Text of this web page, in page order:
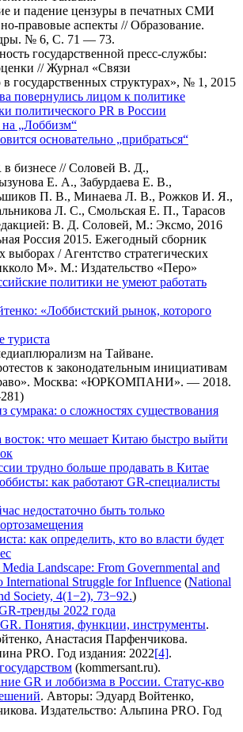
и падение цензуры в печатных СМИ
правовые аспекты // Образование.
№ 6, С. 71 — 73.
государственной пресс-службы:
// Журнал «Связи
государственных структурах», № 1, 2015
повернулись лицом к политике
политического PR в России
„Лоббизм“
основательно „прибраться“
бизнесе // Соловей В. Д.,
Е. А., Забурдаева Е. В.,
П. В., Минаева Л. В., Рожков И. Я.,
Л. С., Смольская Е. П., Тарасов
В. Д. Соловей, М.: Эксмо, 2016
Россия 2015. Ежегодный сборник
выборах / Агентство стратегических
М». М.: Издательство «Перо»
политики не умеют работать
«Лоббистский рынок, которого
туриста
на Тайване.
к законодательным инициативам
Москва: «ЮРКОМПАНИ». — 2018.
сумрака: о сложностях существования
восток: что мешает Китаю быстро выйти
трудно больше продавать в Китае
как работают GR-специалисты
недостаточно быть только
как определить, кто во власти будет
Landscape: From Governmental and
Struggle for Influence (National
Society, 4(1−2), 73−92.)
тренды 2022 года
Понятия, функции, инструменты.
Анастасия Парфенчикова.
PRO. Год издания: 2022[4].
(kommersant.ru).
GR и лоббизма в России. Статус-кво
. Авторы: Эдуард Войтенко,
Издательство: Альпина PRO. Год